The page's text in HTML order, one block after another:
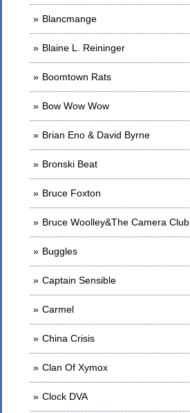
Blancmange
Blaine L. Reininger
Boomtown Rats
Bow Wow Wow
Brian Eno & David Byrne
Bronski Beat
Bruce Foxton
Bruce Woolley&The Camera Club
Buggles
Captain Sensible
Carmel
China Crisis
Clan Of Xymox
Clock DVA